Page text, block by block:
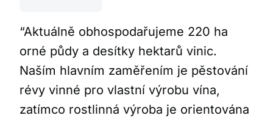
“Aktuálně obhospodařujeme 220 ha
orné půdy a desítky hektarů vinic.
Naším hlavním zaměřením je pěstování
révy vinné pro vlastní výrobu vína,
zatímco rostlinná výroba je orientována